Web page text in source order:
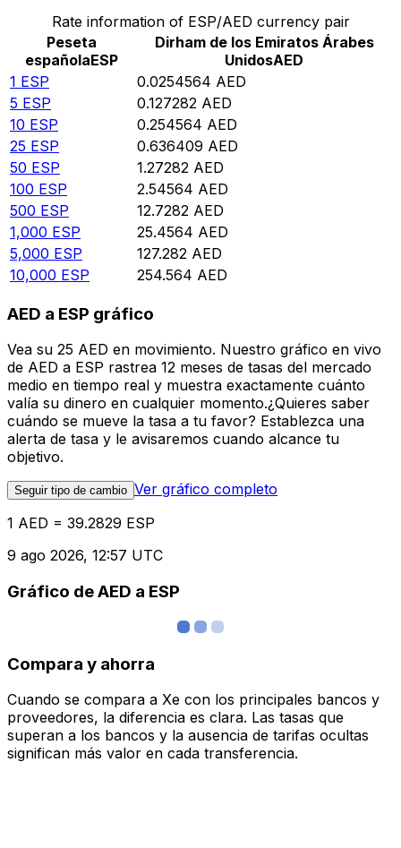
Rate information of ESP/AED currency pair
Peseta
españolaESP
Dirham de los Emiratos Árabes
UnidosAED
1 ESP 0.0254564 AED
5 ESP 0.127282 AED
10 ESP 0.254564 AED
25 ESP 0.636409 AED
50 ESP 1.27282 AED
100 ESP 2.54564 AED
500 ESP 12.7282 AED
1,000 ESP 25.4564 AED
5,000 ESP 127.282 AED
10,000 ESP 254.564 AED
AED a ESP gráfico
Vea su 25 AED en movimiento. Nuestro gráfico en vivo
de AED a ESP rastrea 12 meses de tasas del mercado
medio en tiempo real y muestra exactamente cuánto
valía su dinero en cualquier momento.¿Quieres saber
cuándo se mueve la tasa a tu favor? Establezca una
alerta de tasa y le avisaremos cuando alcance tu
objetivo.
Seguir tipo de cambio Ver gráfico completo
1 AED = 39.2829 ESP
9 ago 2026, 12:57 UTC
Gráfico de AED a ESP
Compara y ahorra
Cuando se compara a Xe con los principales bancos y
proveedores, la diferencia es clara. Las tasas que
superan a los bancos y la ausencia de tarifas ocultas
significan más valor en cada transferencia.